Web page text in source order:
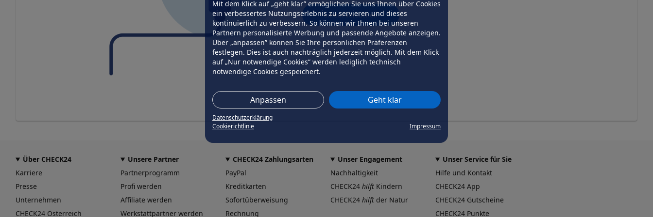
Mit dem Klick auf „geht klar” ermöglichen Sie uns Ihnen über Cookies
ein verbessertes Nutzungserlebnis zu servieren und dieses
kontinuierlich zu verbessern. So können wir Ihnen bei unseren
Partnern personalisierte Werbung und passende Angebote anzeigen.
Über „anpassen” können Sie Ihre persönlichen Präferenzen
festlegen. Dies ist auch nachträglich jederzeit möglich. Mit dem Klick
auf „Nur notwendige Cookies” werden lediglich technisch
notwendige Cookies gespeichert.
Anpassen Geht klar
Datenschutzerklärung
Cookierichtlinie
Impressum
erneut versuchen
Über CHECK24
Karriere
Presse
Unternehmen
CHECK24 Österreich
Unsere Partner
Partnerprogramm
Profi werden
Affiliate werden
Werkstattpartner werden
CHECK24 Zahlungsarten
PayPal
Kreditkarten
Sofortüberweisung
Rechnung
Unser Engagement
Nachhaltigkeit
CHECK24 hilft Kindern
CHECK24 hilft der Natur
Unser Service für Sie
Hilfe und Kontakt
CHECK24 App
CHECK24 Gutscheine
CHECK24 Punkte